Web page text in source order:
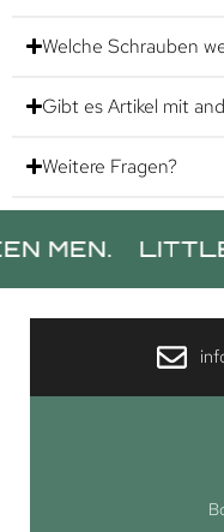
Welche Schrauben
Gibt es Artikel mit
Weitere Fragen?
LITTLE